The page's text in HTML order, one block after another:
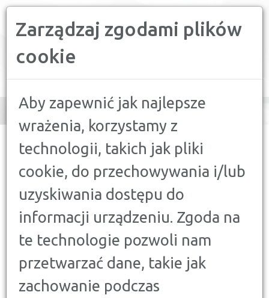
Zarządzaj zgodami plików
cookie
Aby zapewnić jak najlepsze
wrażenia, korzystamy z
technologii, takich jak pliki
cookie, do przechowywania i/lub
uzyskiwania dostępu do
informacji urządzeniu. Zgoda na
te technologie pozwoli nam
przetwarzać dane, takie jak
zachowanie podczas
navigation
KONTO OSZCZĘDNOŚCIOWE?
KONTA, LOKATY
LOKATA CZY KONTO
OSZCZĘDNOŚCIOWE?
12 PAŹDZIERNIKA 2015
Zastanawiasz się, gdzie bezpiecznie ulokować
swoje oszczędności, aby zyskać jak
najwięcej? Możesz postawić na lokatę bankową